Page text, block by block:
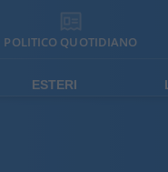
POLITICO QUOTIDIANO
ESTERI